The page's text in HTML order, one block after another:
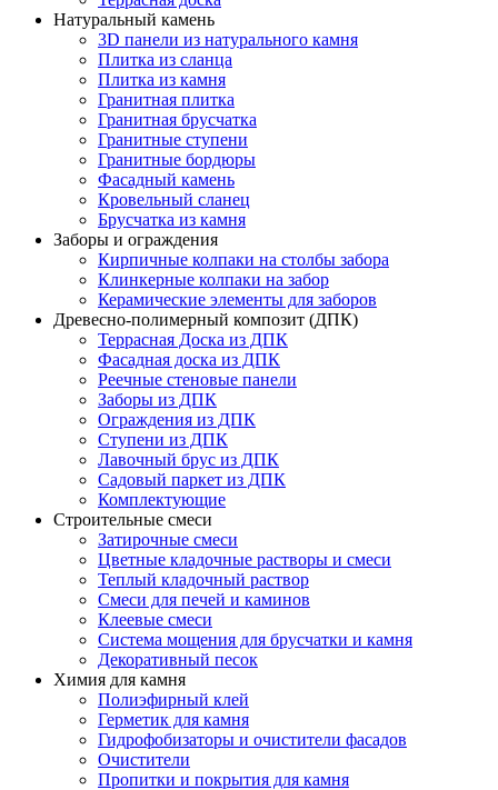
Натуральный камень
3D панели из натурального камня
Плитка из сланца
Плитка из камня
Гранитная плитка
Гранитная брусчатка
Гранитные ступени
Гранитные бордюры
Фасадный камень
Кровельный сланец
Брусчатка из камня
Заборы и ограждения
Кирпичные колпаки на столбы забора
Клинкерные колпаки на забор
Керамические элементы для заборов
Древесно-полимерный композит (ДПК)
Террасная Доска из ДПК
Фасадная доска из ДПК
Реечные стеновые панели
Заборы из ДПК
Ограждения из ДПК
Ступени из ДПК
Лавочный брус из ДПК
Садовый паркет из ДПК
Комплектующие
Строительные смеси
Затирочные смеси
Цветные кладочные растворы и смеси
Теплый кладочный раствор
Смеси для печей и каминов
Клеевые смеси
Система мощения для брусчатки и камня
Декоративный песок
Химия для камня
Полиэфирный клей
Герметик для камня
Гидрофобизаторы и очистители фасадов
Очистители
Пропитки и покрытия для камня